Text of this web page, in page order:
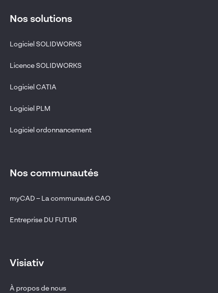
Nos solutions
Logiciel SOLIDWORKS
Licence SOLIDWORKS
Logiciel CATIA
Logiciel PLM
Logiciel ordonnancement
Nos communautés
myCAD – La communauté CAO
Entreprise DU FUTUR
Visiativ
À propos de nous